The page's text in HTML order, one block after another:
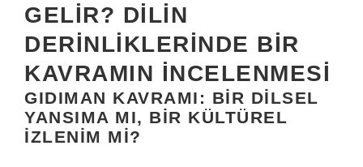
GELIR? DILIN
DERINLIKLERINDE BIR
KAVRAMIN İNCELENMESI
GIDIMAN KAVRAMI: BIR DILSEL
YANSIMA MI, BIR KÜLTÜREL
İZLENIM MI?